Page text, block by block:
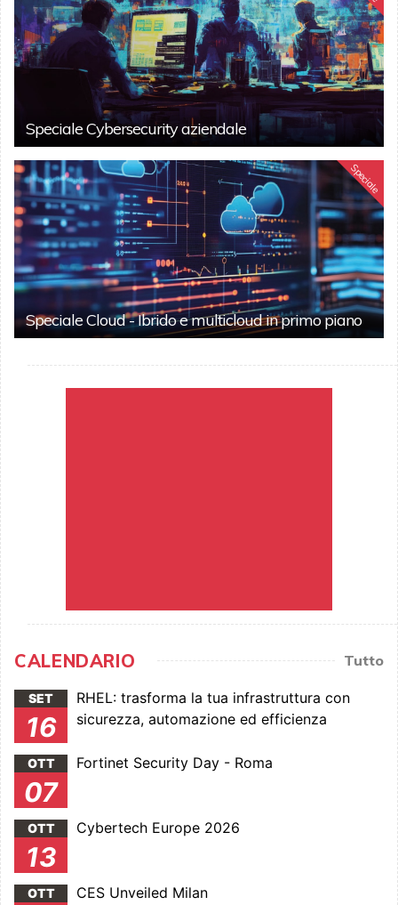
Speciale Cybersecurity aziendale
Speciale
Speciale Cloud - Ibrido e multicloud in primo piano
CALENDARIO Tutto
SET
16
RHEL: trasforma la tua infrastruttura con
sicurezza, automazione ed efficienza
OTT
07
Fortinet Security Day - Roma
OTT
13
Cybertech Europe 2026
OTT CES Unveiled Milan